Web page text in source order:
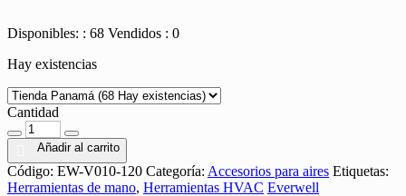
actual
B/. 14.39.B/. 17.59.
Disponibles: : 68 Vendidos : 0
Hay existencias
Cantidad
Añadir al carrito
Código: EW-V010-120 Categoría: Accesorios para aires Etiquetas:
Herramientas de mano, Herramientas HVAC Everwell